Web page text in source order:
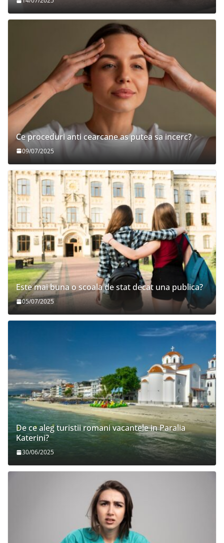
Ce proceduri anti cearcane as putea sa incerc?
09/07/2025
Este mai buna o scoala de stat decat una publica?
05/07/2025
De ce aleg turistii romani vacantele in Paralia
Katerini?
30/06/2025